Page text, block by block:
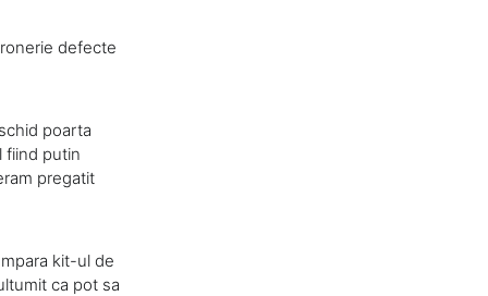
defecte
poarta
fiind putin
pregatit
kit-ul de
ca pot sa